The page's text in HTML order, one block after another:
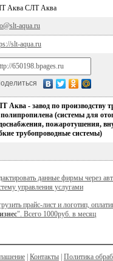
Аква СЛТ Аква
aqua.ru
slt-aqua.ru
Аква - завод по производству
(системы для
пожаротушения,
трубопроводные системы)
данные фирмы через
управления услугами
прайс-лист и логотип,
". Всего 1000руб. в месяц
Контакты Политика